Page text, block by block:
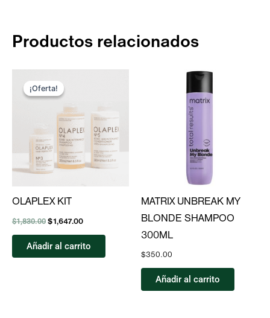
Productos relacionados
¡Oferta!
¡Oferta!
OLAPLEX KIT
$1,830.00
precio
original
$1,830.00.
$1,647.00
$1,647.00.
Añadir al carrito
MATRIX UNBREAK MY
BLONDE SHAMPOO
300ML
$350.00
Añadir al carrito